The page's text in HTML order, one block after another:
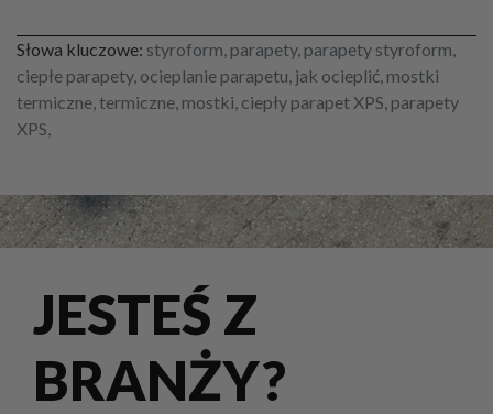
Słowa kluczowe: styroform, parapety, parapety styroform,
ciepłe parapety, ocieplanie parapetu, jak ocieplić, mostki
termiczne, termiczne, mostki, ciepły parapet XPS, parapety
XPS,
JESTEŚ Z
BRANŻY?